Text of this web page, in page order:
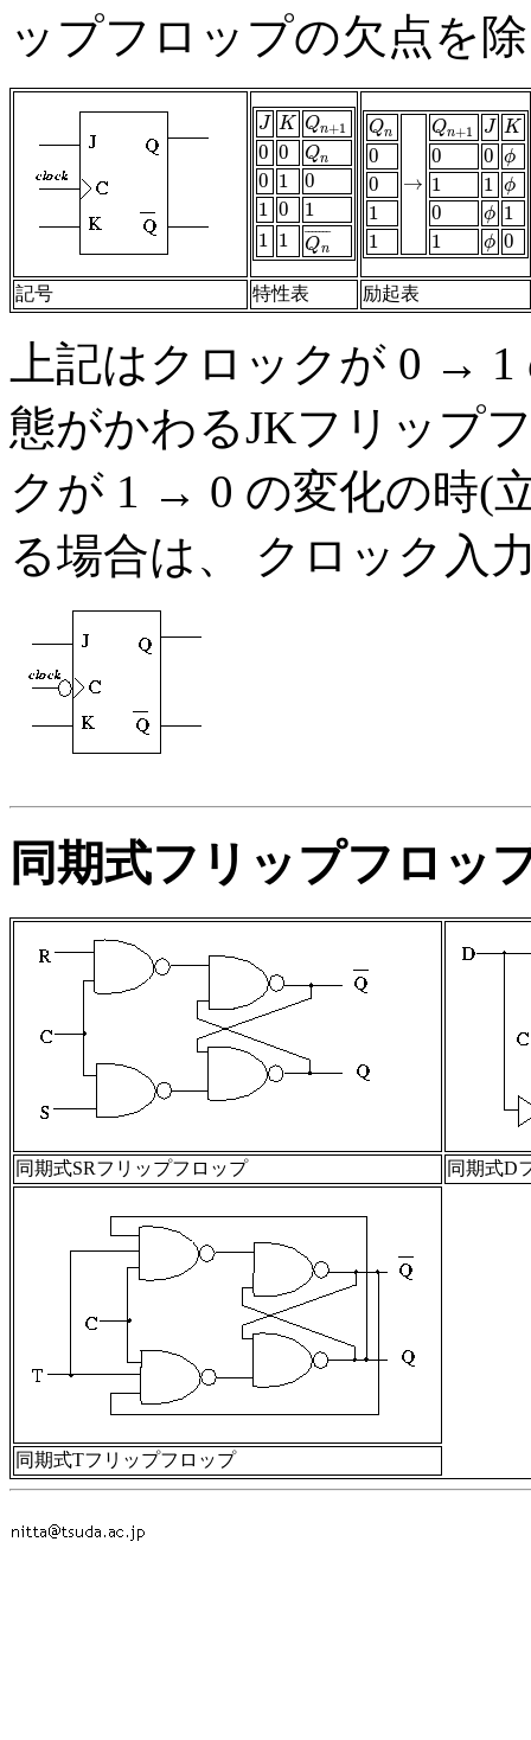
ップフロップの欠点を
J
J K
K Qn+1
Qn + 1
0
0 0
0 Qn
Qn
0
0 1
1 0
0
1
1 0
0 1
1
1
1 1
1 Qn
¯ ¯
¯¯¯¯¯
Qn
Qn
Qn
→
→
Qn+1
Qn + 1 J
J K
K
0
0 0
0 0
0 ϕ
ϕ
0
0 1
1 1
1 ϕ
ϕ
1
1 0
0 ϕ
ϕ 1
1
1
1 1
1 ϕ
ϕ 0
0
記号 特性表 励起表
上記はクロックが 0 →
態がかわるJKフリップ
クが 1 → 0 の変化の時(
る場合は、 クロック入
同期式フリップフロッ
同期式SRフリップフロップ 同期式D
同期式Tフリップフロップ